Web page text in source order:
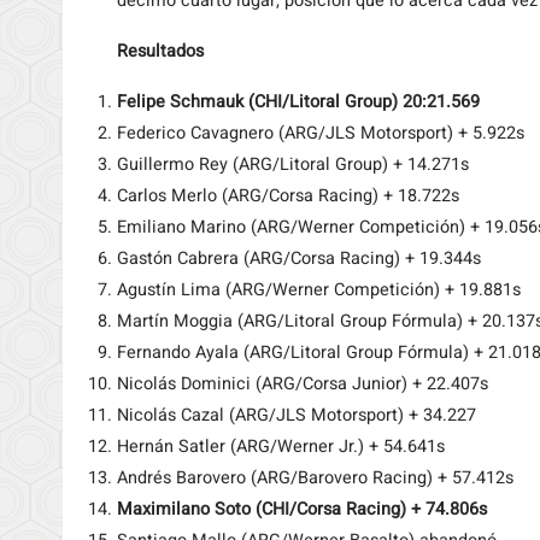
Resultados
Felipe Schmauk (CHI/Litoral Group) 20:21.569
Federico Cavagnero (ARG/JLS Motorsport) + 5.922s
Guillermo Rey (ARG/Litoral Group) + 14.271s
Carlos Merlo (ARG/Corsa Racing) + 18.722s
Emiliano Marino (ARG/Werner Competición) +
Gastón Cabrera (ARG/Corsa Racing) + 19.344s
Agustín Lima (ARG/Werner Competición) + 19.881s
Martín Moggia (ARG/Litoral Group Fórmula) +
Fernando Ayala (ARG/Litoral Group Fórmula) +
Nicolás Dominici (ARG/Corsa Junior) + 22.407s
Nicolás Cazal (ARG/JLS Motorsport) + 34.227
Hernán Satler (ARG/Werner Jr.) + 54.641s
Andrés Barovero (ARG/Barovero Racing) + 57.412s
Maximilano Soto (CHI/Corsa Racing) + 74.806s